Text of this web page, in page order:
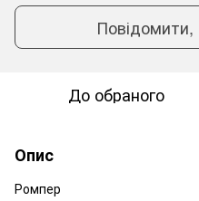
Повідомити,
До обраного
Опис
Ромпер